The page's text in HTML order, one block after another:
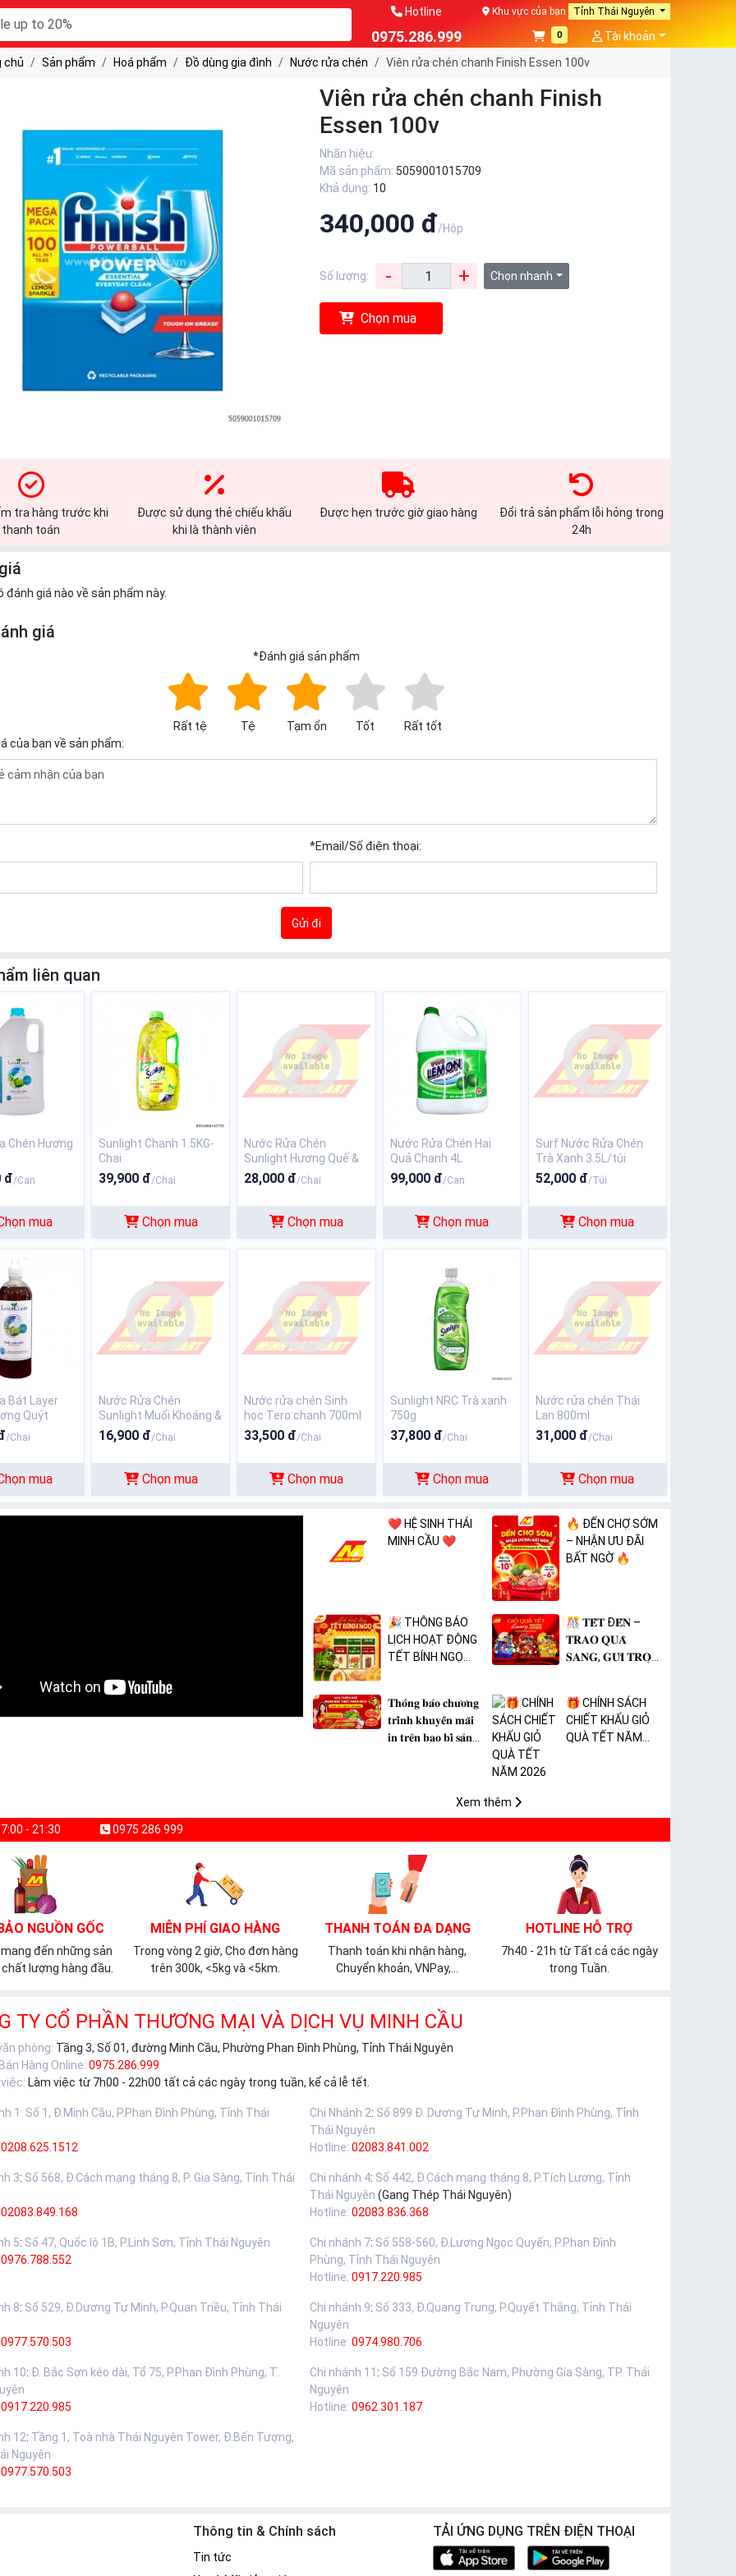
Hotline
0975.286.999
Khu vực của bạn Tỉnh Thái Nguyên
0 Tài khoản
chủ Sản phẩm Hoá phẩm Đồ dùng gia đình Nước rửa chén Viên rửa chén chanh Finish Essen 100v
Viên rửa chén chanh Finish
Essen 100v
Nhãn hiệu:
Mã sản phẩm: 5059001015709
Khả dụng: 10
340,000 đ/Hộp
Số lượng: - + Chọn nhanh
Chọn mua
tra hàng trước khi
thanh toán
Được sử dụng thẻ chiếu khấu
khi là thành viên
Được hẹn trước giờ giao hàng
Đổi trả sản phẩm lỗi hỏng trong
24h
đánh giá nào về sản phẩm này.
giá
*Đánh giá sản phẩm
Rất tệ Tệ Tạm ổn Tốt
Rất tốt
của bạn về sản phẩm:
*Email/Số điện thoại:
Gửi đi
liên quan
Chén Hương
đ/Can
mua
Sunlight Chanh 1.5KG-
Chai
39,900 đ/Chai
Chọn mua
Nước Rửa Chén
Sunlight Hương Quế &
Bồ Hòn 750G
28,000 đ/Chai
Chọn mua
Nước Rửa Chén Hai
Quả Chanh 4L
99,000 đ/Can
Chọn mua
Surf Nước Rửa Chén
Trà Xanh 3.5L/túi
52,000 đ/Túi
Chọn mua
Bát Layer
Quýt
/Chai
mua
Nước Rửa Chén
Sunlight Muối Khoáng &
Lô Hội 400gr
16,900 đ/Chai
Chọn mua
Nước rửa chén Sinh
học Tero chanh 700ml
33,500 đ/Chai
Chọn mua
Sunlight NRC Trà xanh
750g
37,800 đ/Chai
Chọn mua
Nước rửa chén Thái
Lan 800ml
31,000 đ/Chai
Chọn mua
❤️ HỆ SINH THÁI
MINH CẦU ❤️
🔥 ĐẾN CHỢ SỚM
– NHẬN ƯU ĐÃI
BẤT NGỜ 🔥
🎉 THÔNG BÁO
LỊCH HOẠT ĐỘNG
TẾT BÍNH NGỌ
🎊 𝐓𝐄̂́𝐓 Đ𝐄̂́𝐍 –
𝐓𝐑𝐀𝐎 𝐐𝐔𝐀̀
𝐒𝐀𝐍𝐆, 𝐆𝐔̛̉𝐈 𝐓𝐑𝐎̣𝐍
𝐓𝐡𝐨̂𝐧𝐠 𝐛𝐚́𝐨 𝐜𝐡𝐮̛𝐨̛𝐧𝐠
𝐭𝐫𝐢̀𝐧𝐡 𝐤𝐡𝐮𝐲𝐞̂́𝐧 𝐦𝐚̃𝐢
𝐢𝐧 𝐭𝐫𝐞̂𝐧 𝐛𝐚𝐨 𝐛𝐢̀ 𝐬𝐚̉𝐧
🎁 CHÍNH SÁCH
CHIẾT KHẤU GIỎ
QUÀ TẾT NĂM
Xem thêm
- 21:30 0975 286 999
NGUỒN GỐC
đến những sản
lượng hàng đầu.
MIỄN PHÍ GIAO HÀNG
Trong vòng 2 giờ, Cho đơn hàng
trên 300k, <5kg và <5km.
THANH TOÁN ĐA DẠNG
Thanh toán khi nhận hàng,
Chuyển khoản, VNPay,...
HOTLINE HỖ TRỢ
7h40 - 21h từ Tất cả các ngày
trong Tuần.
TY CỔ PHẦN THƯƠNG MẠI VÀ DỊCH VỤ MINH CẦU
phòng: Tầng 3, Số 01, đường Minh Cầu, Phường Phan Đình Phùng, Tỉnh Thái Nguyên
Hàng Online: 0975.286.999
Làm việc từ 7h00 - 22h00 tất cả các ngày trong tuần, kể cả lễ tết.
1 : Số 1, Đ.Minh Cầu, P.Phan Đình Phùng, Tỉnh Thái
0208.625.1512
Chi Nhánh 2: Số 899 Đ. Dương Tự Minh, P.Phan Đình Phùng, Tỉnh
Thái Nguyên
Hotline: 02083.841.002
3: Số 568, Đ.Cách mạng tháng 8, P. Gia Sàng, Tỉnh Thái
02083.849.168
Chi nhánh 4: Số 442, Đ.Cách mạng tháng 8, P.Tích Lương, Tỉnh
Thái Nguyên (Gang Thép Thái Nguyên)
Hotline: 02083.836.368
5: Số 47, Quốc lộ 1B, P.Linh Sơn, Tỉnh Thái Nguyên
0976.788.552
Chi nhánh 7: Số 558-560, Đ.Lương Ngọc Quyến, P.Phan Đình
Phùng, Tỉnh Thái Nguyên
Hotline: 0917.220.985
8: Số 529, Đ.Dương Tự Minh, P.Quan Triều, Tỉnh Thái
0977.570.503
Chi nhánh 9: Số 333, Đ.Quang Trung, P.Quyết Thắng, Tỉnh Thái
Nguyên
Hotline: 0974.980.706
10: Đ. Bắc Sơn kéo dài, Tổ 75, P.Phan Đình Phùng, T.
0917.220.985
Chi nhánh 11 : Số 159 Đường Bắc Nam, Phường Gia Sàng, TP. Thái
Nguyên
Hotline: 0962.301.187
12: Tầng 1, Toà nhà Thái Nguyên Tower, Đ.Bến Tượng,
Nguyên
0977.570.503
Thông tin & Chính sách
Tin tức
TẢI ỨNG DỤNG TRÊN ĐIỆN THOẠI